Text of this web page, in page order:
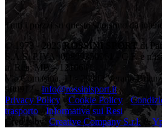
Tutti i prezzi su questo sito sono da
© 1978 - 2026ROSSINI SPORT di
S.A.S. P.IVA: 00899350961 - C.F. e
n. Rea: MB – 1210641
Via Comasina, 11 - 20843 Verano
900912 - info@rossinisport.it
Privacy Policy -Cookie Policy -
trasporto - Informativa sui Resi
Credits by: Creative Company S.r.l. &